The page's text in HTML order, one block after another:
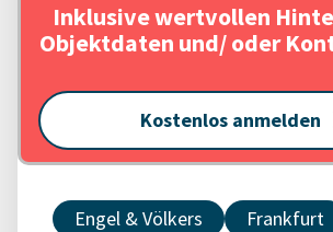
Inklusive wertvollen
Objektdaten und/ oder
Kostenlos anmelden
Engel & Völkers Frankfurt